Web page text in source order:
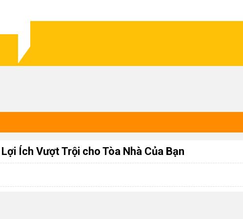
Ích Vượt Trội cho Tòa Nhà Của Bạn